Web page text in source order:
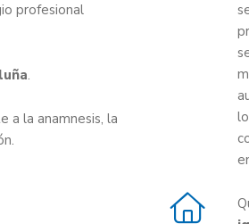
profesional
.
a la anamnesis, la